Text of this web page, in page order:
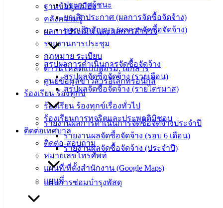
ฐานข้อมูลเมือง
คลังความรู้
ผลการประเมิน และผลการสำรวจ
รายงานการประชุม
กฎหมาย ระเบียบ
ดาวน์โหลดแบบฟอร์ม, เอกสาร
ศูนย์ข้อมูลข่าวสารอิเล็กทรอนิกส์
ร้องเรียน ร้องทุกข์
ร้องเรียน ร้องทุกข์เรื่องทั่วไป
ร้องเรียนการทุจริตและประพฤติมิชอบ
ติดต่อเทศบาล
ติดต่อ-สอบถาม
หมายเลขโทรศัพท์
แผนที่/ที่ตั้งสำนักงาน (Google Maps)
แผนที่
ประกาศผู้ชนะ
ยกเลิกประกาศ (ผลการจัดซื้อจัดจ้าง)
บอกเลิกสัญญา (ผลการจัดซื้อจัดจ้าง)
สรุปผลการดำเนินการจัดซื้อจัดจ้าง
สรุปผลจัดซื้อจัดจ้าง (รายเดือน)
สรุปผลจัดซื้อจัดจ้าง (รายไตรมาส)
รายงานผลการดำเนินการจัดซื้อจัดจ้างประจำปี
รายงานผลจัดซื้อจัดจ้าง (รอบ 6 เดือน)
รายงานผลจัดซื้อจัดจ้าง (ประจำปี)
แผนการซ่อมบำรุงพัสดุ
อิเล็กทรอนิกส์
(Knowledge
Management)
เทศบาล
สายตรง
ประวัติ
เทศบาล
ผู้บริหาร
หัวหน้า